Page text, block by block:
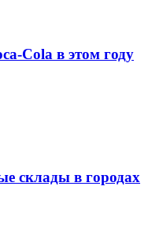
Cola в этом году
склады в городах